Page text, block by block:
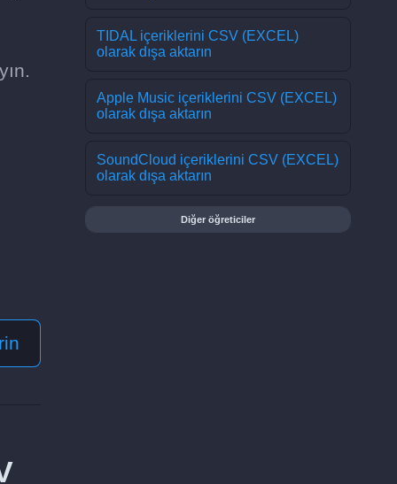
TIDAL içeriklerini CSV (EXCEL)
olarak dışa aktarın
Apple Music içeriklerini CSV (EXCEL)
olarak dışa aktarın
SoundCloud içeriklerini CSV (EXCEL)
olarak dışa aktarın
Diğer öğreticiler